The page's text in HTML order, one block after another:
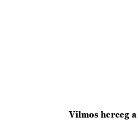
Vilmos herceg